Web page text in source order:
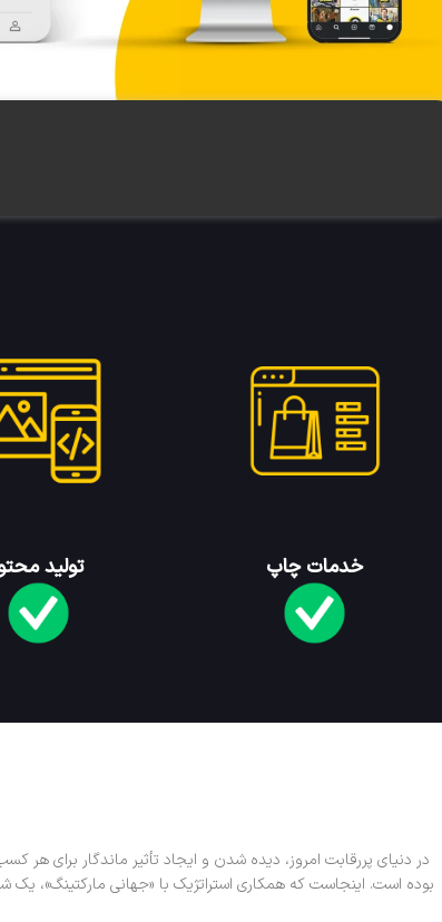
خدمات چاپ تولید
در دنیای پررقابت امروز، دیده شدن و ایجاد تأثیر ماندگار برای هر
بوده است. اینجاست که همکاری استراتژیک با «جهانی مارکتینگ»،